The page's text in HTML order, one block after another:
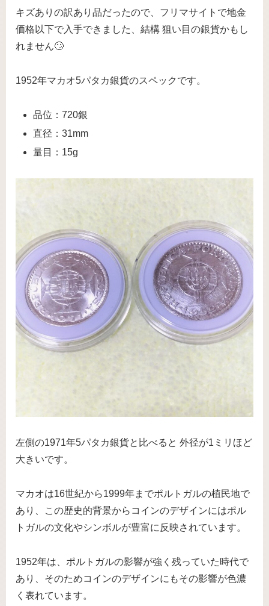
キズありの訳あり品だったので、フリマサイトで地金
価格以下で入手できました、結構 狙い目の銀貨かもし
れません🙄
1952年マカオ5パタカ銀貨のスペックです。
品位：720銀
直径：31mm
量目：15g
左側の1971年5パタカ銀貨と比べると 外径が1ミリほど
大きいです。
マカオは16世紀から1999年までポルトガルの植民地で
あり、この歴史的背景からコインのデザインにはポル
トガルの文化やシンボルが豊富に反映されています。
1952年は、ポルトガルの影響が強く残っていた時代で
あり、そのためコインのデザインにもその影響が色濃
く表れています。